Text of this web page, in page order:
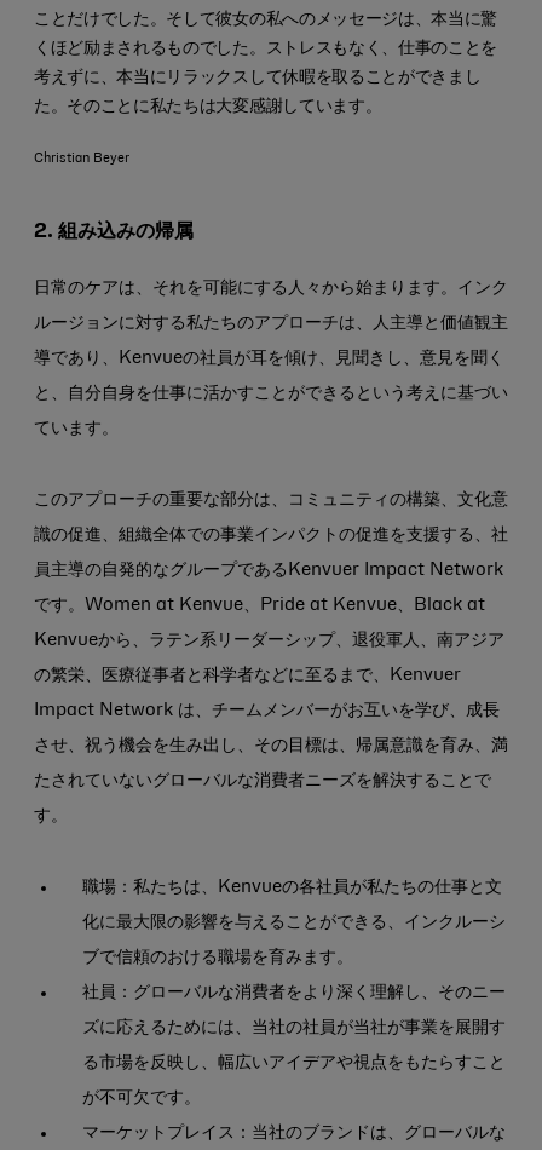
ことだけでした。そして彼女の私へのメッセージは、本当に驚
くほど励まされるものでした。ストレスもなく、仕事のことを
考えずに、本当にリラックスして休暇を取ることができまし
た。そのことに私たちは大変感謝しています。
Christian Beyer
2. 組み込みの帰属
日常のケアは、それを可能にする人々から始まります。インク
ルージョンに対する私たちのアプローチは、人主導と価値観主
導であり、Kenvueの社員が耳を傾け、見聞きし、意見を聞く
と、自分自身を仕事に活かすことができるという考えに基づい
ています。
このアプローチの重要な部分は、コミュニティの構築、文化意
識の促進、組織全体での事業インパクトの促進を支援する、社
員主導の自発的なグループであるKenvuer Impact Network
です。Women at Kenvue、Pride at Kenvue、Black at
Kenvueから、ラテン系リーダーシップ、退役軍人、南アジア
の繁栄、医療従事者と科学者などに至るまで、Kenvuer
Impact Network は、チームメンバーがお互いを学び、成長
させ、祝う機会を生み出し、その目標は、帰属意識を育み、満
たされていないグローバルな消費者ニーズを解決することで
す。
職場：私たちは、Kenvueの各社員が私たちの仕事と文
化に最大限の影響を与えることができる、インクルーシ
ブで信頼のおける職場を育みます。
社員：グローバルな消費者をより深く理解し、そのニー
ズに応えるためには、当社の社員が当社が事業を展開す
る市場を反映し、幅広いアイデアや視点をもたらすこと
が不可欠です。
マーケットプレイス：当社のブランドは、グローバルな